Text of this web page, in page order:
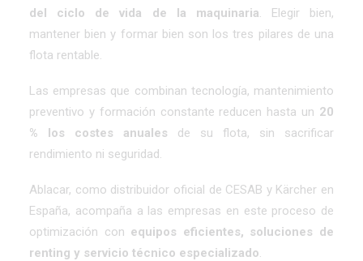
del ciclo de vida de la maquinaria. Elegir bien,
mantener bien y formar bien son los tres pilares de una
flota rentable.
Las empresas que combinan tecnología, mantenimiento
preventivo y formación constante reducen hasta un 20
% los costes anuales de su flota, sin sacrificar
rendimiento ni seguridad.
Ablacar, como distribuidor oficial de CESAB y Kärcher en
España, acompaña a las empresas en este proceso de
optimización con equipos eficientes, soluciones de
renting y servicio técnico especializado.